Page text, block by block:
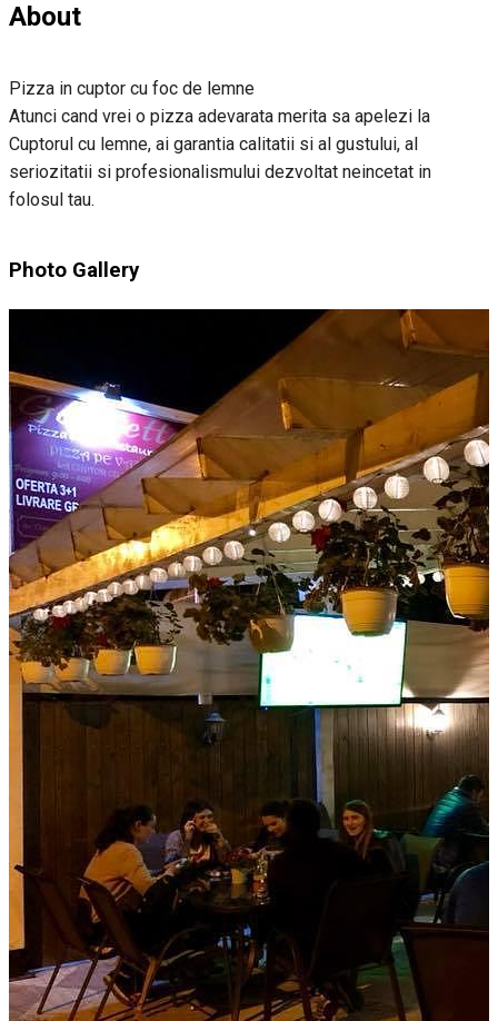
About
Pizza in cuptor cu foc de lemne
Atunci cand vrei o pizza adevarata merita sa apelezi la
Cuptorul cu lemne, ai garantia calitatii si al gustului, al
seriozitatii si profesionalismului dezvoltat neincetat in
folosul tau.
Photo Gallery